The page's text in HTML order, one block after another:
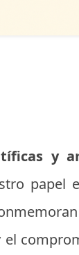
y
papel
el